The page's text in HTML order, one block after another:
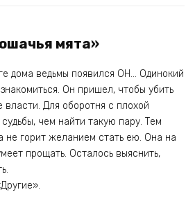
мята»
дома ведьмы появился ОН… Одинокий
Он пришел, чтобы убить
власти. Для оборотня с плохой
чем найти такую пару. Тем
не горит желанием стать ею. Она на
прощать. Осталось выяснить,